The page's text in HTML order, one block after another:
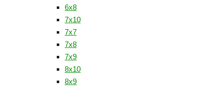
6х8
7x10
7x7
7x8
7x9
8x10
8x9